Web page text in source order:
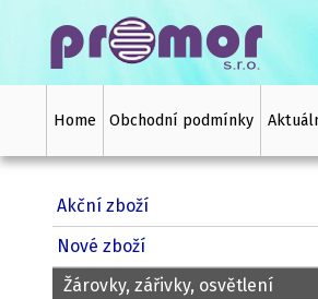
Home Obchodní podmínky
Akční zboží
Nové zboží
Žárovky, zářivky, osvětlení